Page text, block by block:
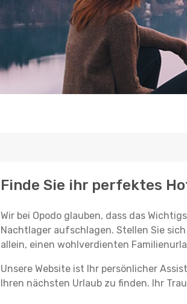
Finde Sie ihr perfektes
Wir bei Opodo glauben, dass das
Nachtlager aufschlagen. Stellen Sie
allein, einen wohlverdienten
Unsere Website ist Ihr persönlicher
Ihren nächsten Urlaub zu finden. Ihr